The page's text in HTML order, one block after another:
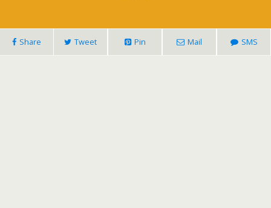
Share Tweet Pin Mail SMS